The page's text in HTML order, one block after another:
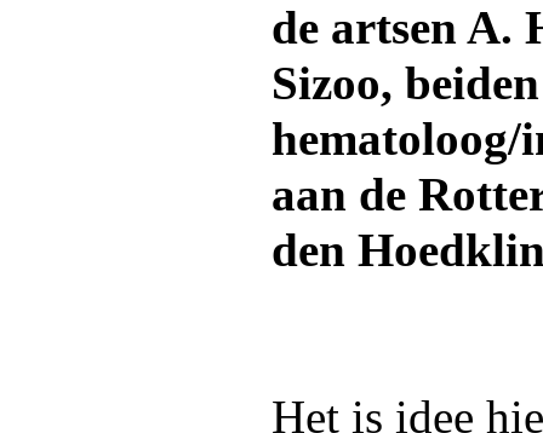
de artsen A.
Sizoo,
aan de
den
Het is idee